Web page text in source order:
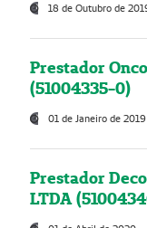
18 de Outubro de
Prestador
(51004335-0)
01 de Janeiro de 2019
Prestador
LTDA